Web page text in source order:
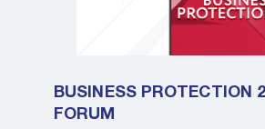
BUSINESS PROTECTION
FORUM